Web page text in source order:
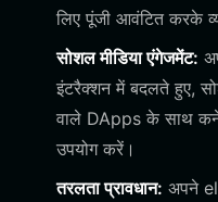
लिए पूंजी आवंटित करके
सोशल मीडिया एंगेजमेंट:
इंटरैक्शन में बदलते हुए,
वाले DApps के साथ
उपयोग करें।
तरलता प्रावधान: अपने